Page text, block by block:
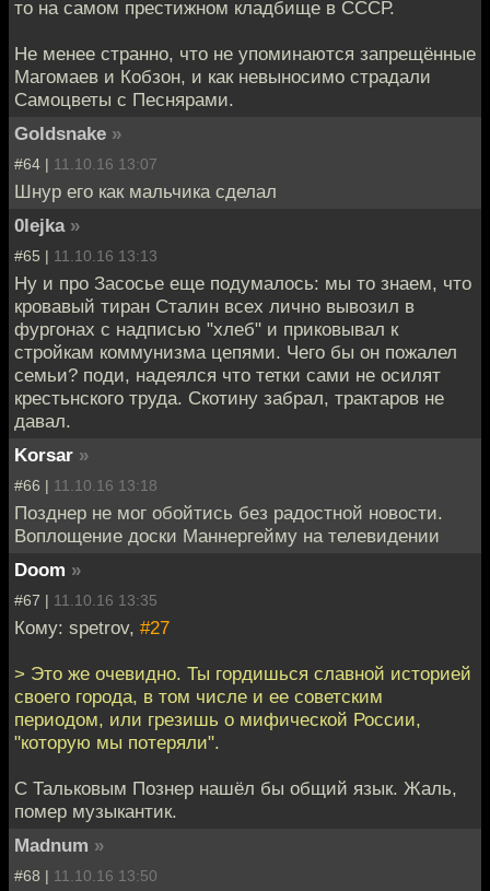
то на самом престижном кладбище в СССР.
Не менее странно, что не упоминаются запрещённые
Магомаев и Кобзон, и как невыносимо страдали
Самоцветы с Песнярами.
Goldsnake »
#64 | 11.10.16 13:07
Шнур его как мальчика сделал
0lejka »
#65 | 11.10.16 13:13
Ну и про Засосье еще подумалось: мы то знаем, что
кровавый тиран Сталин всех лично вывозил в
фургонах с надписью "хлеб" и приковывал к
стройкам коммунизма цепями. Чего бы он пожалел
семьи? поди, надеялся что тетки сами не осилят
крестьнского труда. Скотину забрал, трактаров не
давал.
Korsar »
#66 | 11.10.16 13:18
Позднер не мог обойтись без радостной новости.
Воплощение доски Маннергейму на телевидении
Doom »
#67 | 11.10.16 13:35
Кому: spetrov, #27
> Это же очевидно. Ты гордишься славной историей
своего города, в том числе и ее советским
периодом, или грезишь о мифической России,
"которую мы потеряли".
С Тальковым Познер нашёл бы общий язык. Жаль,
помер музыкантик.
Madnum »
#68 | 11.10.16 13:50